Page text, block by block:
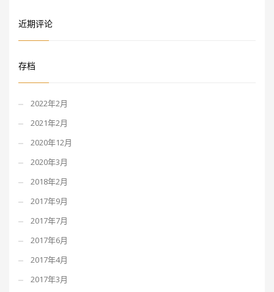
近期评论
存档
2022年2月
2021年2月
2020年12月
2020年3月
2018年2月
2017年9月
2017年7月
2017年6月
2017年4月
2017年3月